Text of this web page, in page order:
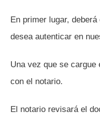
En primer lugar,
desea autenticar en
Una vez que se cargue
con el notario.
El notario revisará el